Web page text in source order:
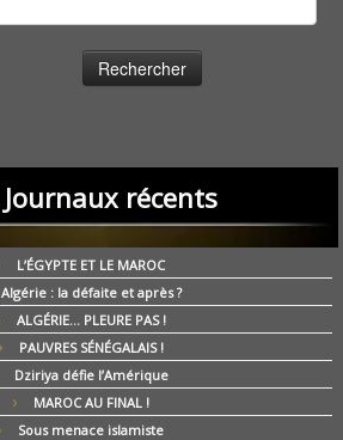
Journaux récents
L’ÉGYPTE ET LE MAROC
Algérie : la défaite et après ?
ALGÉRIE… PLEURE PAS !
PAUVRES SÉNÉGALAIS !
Dziriya défie l’Amérique
MAROC AU FINAL !
Sous menace islamiste